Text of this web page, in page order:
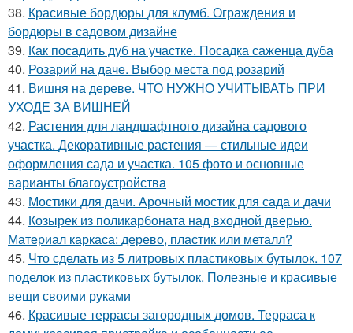
38. Красивые бордюры для клумб. Ограждения и
бордюры в садовом дизайне
39. Как посадить дуб на участке. Посадка саженца дуба
40. Розарий на даче. Выбор места под розарий
41. Вишня на дереве. ЧТО НУЖНО УЧИТЫВАТЬ ПРИ
УХОДЕ ЗА ВИШНЕЙ
42. Растения для ландшафтного дизайна садового
участка. Декоративные растения — стильные идеи
оформления сада и участка. 105 фото и основные
варианты благоустройства
43. Мостики для дачи. Арочный мостик для сада и дачи
44. Козырек из поликарбоната над входной дверью.
Материал каркаса: дерево, пластик или металл?
45. Что сделать из 5 литровых пластиковых бутылок. 107
поделок из пластиковых бутылок. Полезные и красивые
вещи своими руками
46. Красивые террасы загородных домов. Терраса к